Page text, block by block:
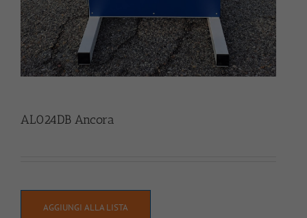
AL024DB Ancora
AGGIUNGI ALLA LISTA